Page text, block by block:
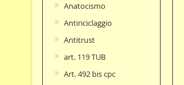
Anatocismo
Antiriciclaggio
Antitrust
art. 119 TUB
Art. 492 bis cpc